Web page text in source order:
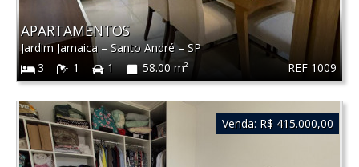
REF 1009
APARTAMENTOS
Jardim Jamaica–Santo André– SP
3
1 1 58.00 m²
Venda: R$ 415.000,00